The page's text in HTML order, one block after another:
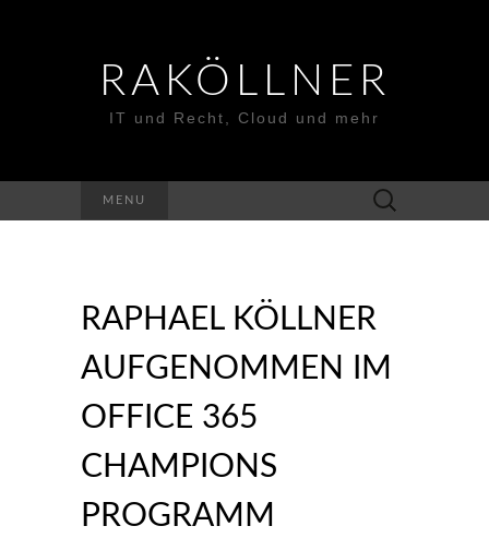
RAKÖLLNER
IT und Recht, Cloud und mehr
MENU
Suchen
nach:
RAPHAEL KÖLLNER
AUFGENOMMEN IM
OFFICE 365
CHAMPIONS
PROGRAMM